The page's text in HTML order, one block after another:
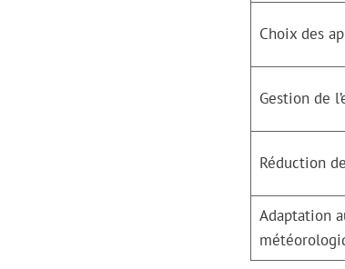
Choix des
Gestion de
Réduction
Adaptation